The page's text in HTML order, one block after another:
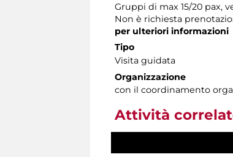
Gruppi di max 15/20 pax,
Non è richiesta
per ulteriori informazioni
Tipo
Visita guidata
Organizzazione
con il coordinamento
Attività